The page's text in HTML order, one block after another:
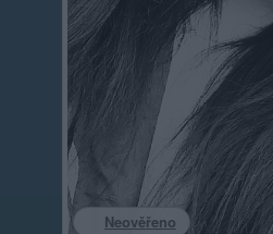
Neověřeno